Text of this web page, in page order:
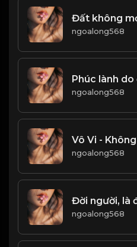
ngoalong568
ngoalong568
Vô Vi -
ngoalong568
ngoalong568